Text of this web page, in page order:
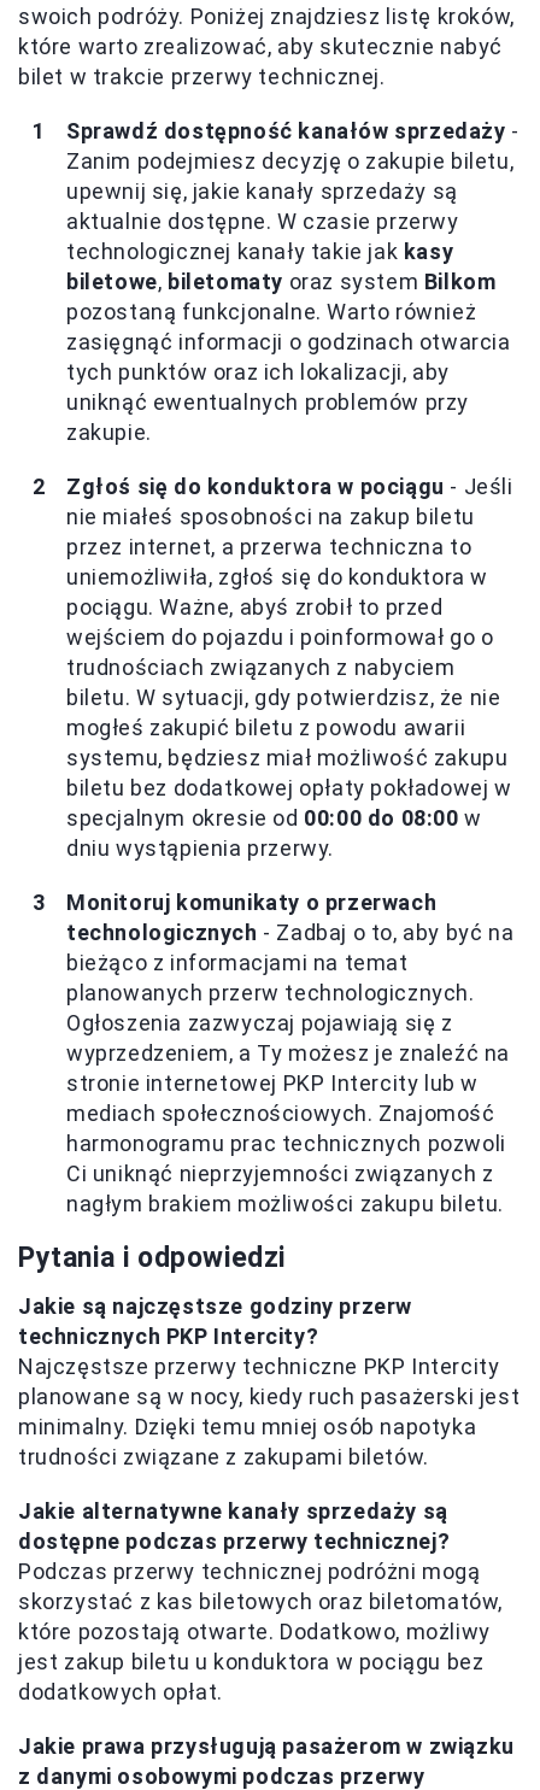
swoich podróży. Poniżej znajdziesz listę kroków,
które warto zrealizować, aby skutecznie nabyć
bilet w trakcie przerwy technicznej.
Sprawdź dostępność kanałów sprzedaży -
Zanim podejmiesz decyzję o zakupie biletu,
upewnij się, jakie kanały sprzedaży są
aktualnie dostępne. W czasie przerwy
technologicznej kanały takie jak kasy
biletowe, biletomaty oraz system Bilkom
pozostaną funkcjonalne. Warto również
zasięgnąć informacji o godzinach otwarcia
tych punktów oraz ich lokalizacji, aby
uniknąć ewentualnych problemów przy
zakupie.
Zgłoś się do konduktora w pociągu - Jeśli
nie miałeś sposobności na zakup biletu
przez internet, a przerwa techniczna to
uniemożliwiła, zgłoś się do konduktora w
pociągu. Ważne, abyś zrobił to przed
wejściem do pojazdu i poinformował go o
trudnościach związanych z nabyciem
biletu. W sytuacji, gdy potwierdzisz, że nie
mogłeś zakupić biletu z powodu awarii
systemu, będziesz miał możliwość zakupu
biletu bez dodatkowej opłaty pokładowej w
specjalnym okresie od 00:00 do 08:00 w
dniu wystąpienia przerwy.
Monitoruj komunikaty o przerwach
technologicznych - Zadbaj o to, aby być na
bieżąco z informacjami na temat
planowanych przerw technologicznych.
Ogłoszenia zazwyczaj pojawiają się z
wyprzedzeniem, a Ty możesz je znaleźć na
stronie internetowej PKP Intercity lub w
mediach społecznościowych. Znajomość
harmonogramu prac technicznych pozwoli
Ci uniknąć nieprzyjemności związanych z
nagłym brakiem możliwości zakupu biletu.
Pytania i odpowiedzi
Jakie są najczęstsze godziny przerw
technicznych PKP Intercity?
Najczęstsze przerwy techniczne PKP Intercity
planowane są w nocy, kiedy ruch pasażerski jest
minimalny. Dzięki temu mniej osób napotyka
trudności związane z zakupami biletów.
Jakie alternatywne kanały sprzedaży są
dostępne podczas przerwy technicznej?
Podczas przerwy technicznej podróżni mogą
skorzystać z kas biletowych oraz biletomatów,
które pozostają otwarte. Dodatkowo, możliwy
jest zakup biletu u konduktora w pociągu bez
dodatkowych opłat.
Jakie prawa przysługują pasażerom w związku
z danymi osobowymi podczas przerwy